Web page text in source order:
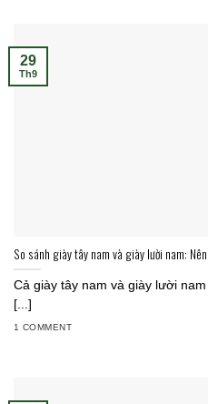
So sánh giày tây nam và giày lười nam:
Cả giày tây nam và giày lười
[...]
1 COMMENT
29
Th9